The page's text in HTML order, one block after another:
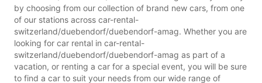
by choosing from our collection of brand new cars, from one
of our stations across car-rental-
switzerland/duebendorf/duebendorf-amag. Whether you are
looking for car rental in car-rental-
switzerland/duebendorf/duebendorf-amag as part of a
vacation, or renting a car for a special event, you will be sure
to find a car to suit your needs from our wide range of